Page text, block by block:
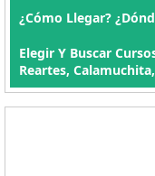
¿Cómo Llegar?
Elegir Y Buscar
Reartes,